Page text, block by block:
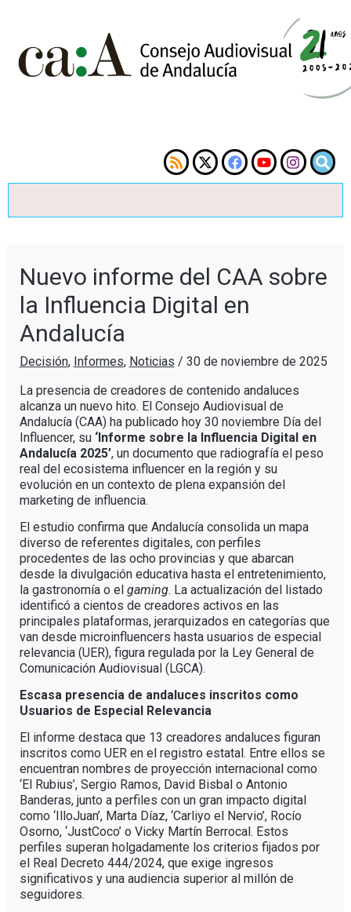
Nuevo informe del CAA sobre
la Influencia Digital en
Andalucía
Decisión, Informes, Noticias / 30 de noviembre de 2025
La presencia de creadores de contenido andaluces
alcanza un nuevo hito. El Consejo Audiovisual de
Andalucía (CAA) ha publicado hoy 30 noviembre Día del
Influencer, su ‘Informe sobre la Influencia Digital en
Andalucía 2025’, un documento que radiografía el peso
real del ecosistema influencer en la región y su
evolución en un contexto de plena expansión del
marketing de influencia.
El estudio confirma que Andalucía consolida un mapa
diverso de referentes digitales, con perfiles
procedentes de las ocho provincias y que abarcan
desde la divulgación educativa hasta el entretenimiento,
la gastronomía o el gaming. La actualización del listado
identificó a cientos de creadores activos en las
principales plataformas, jerarquizados en categorías que
van desde microinfluencers hasta usuarios de especial
relevancia (UER), figura regulada por la Ley General de
Comunicación Audiovisual (LGCA).
Escasa presencia de andaluces inscritos como
Usuarios de Especial Relevancia
El informe destaca que 13 creadores andaluces figuran
inscritos como UER en el registro estatal. Entre ellos se
encuentran nombres de proyección internacional como
‘El Rubius’, Sergio Ramos, David Bisbal o Antonio
Banderas, junto a perfiles con un gran impacto digital
como ‘IlloJuan’, Marta Díaz, ‘Carliyo el Nervio’, Rocío
Osorno, ‘JustCoco’ o Vicky Martín Berrocal. Estos
perfiles superan holgadamente los criterios fijados por
el Real Decreto 444/2024, que exige ingresos
significativos y una audiencia superior al millón de
seguidores.